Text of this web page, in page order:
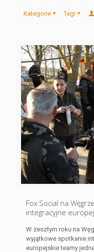
Kategorie Tagi
Fox Social na
integracyjne
W zeszłym roku na
wyjątkowe spotkanie
europejskie teamy